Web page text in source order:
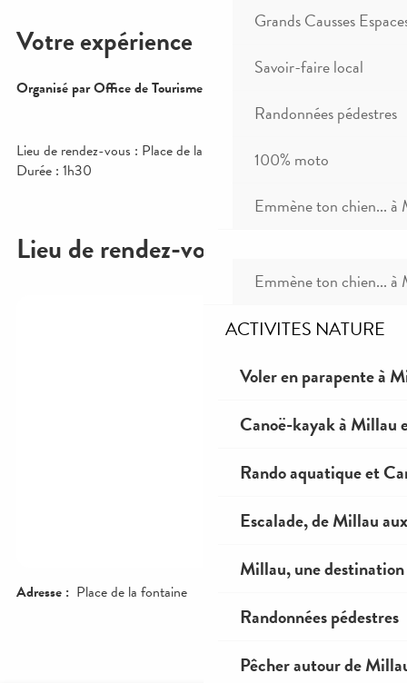
Grands Causses
Savoir-faire local
Randonnées pédestres
100% moto
Emmène ton chien... à
Emmène ton chien... à
ACTIVITES NATURE
Voler en parapente à
Canoë-kayak à Millau
Rando aquatique et
Escalade, de Millau
Millau, une destination
Randonnées pédestres
Pêcher autour de